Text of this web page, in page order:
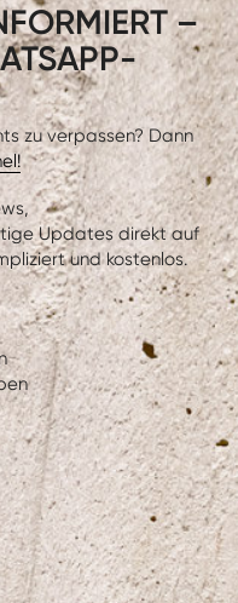
–
zu verpassen? Dann
Updates direkt auf
und kostenlos.